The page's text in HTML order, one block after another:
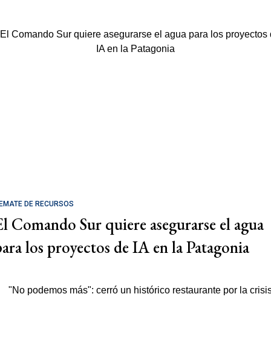
DE RECURSOS
Comando Sur quiere asegurarse el agua
los proyectos de IA en la Patagonia